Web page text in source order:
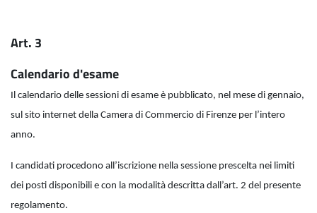
Art. 3
Calendario d'esame
Il calendario delle sessioni di esame è pubblicato, nel mese di gennaio,
sul sito internet della Camera di Commercio di Firenze per l’intero
anno.
I candidati procedono all’iscrizione nella sessione prescelta nei limiti
dei posti disponibili e con la modalità descritta dall’art. 2 del presente
regolamento.